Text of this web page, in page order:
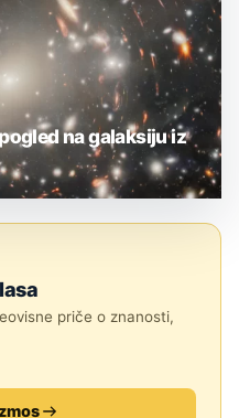
na galaksiju iz
priče o znanosti,